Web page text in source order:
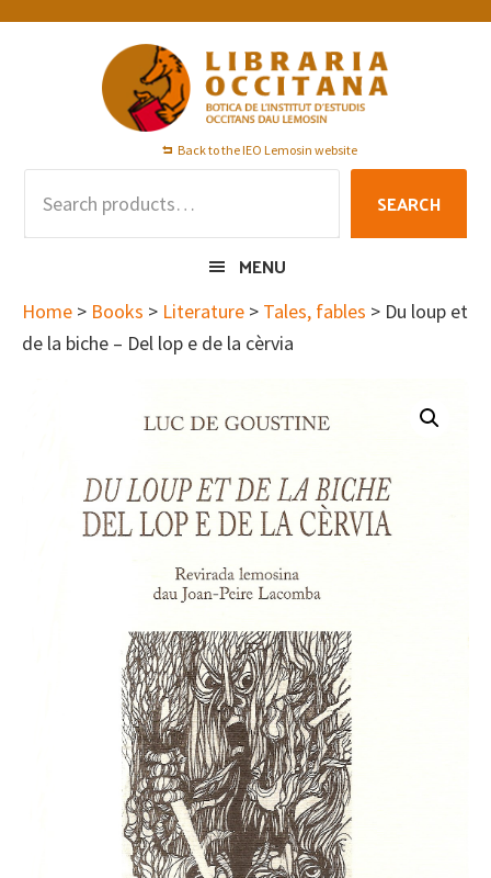
Skip
Skip
Skip
Back to the IEO Lemosin website
SEARCH
MENU
Home > Books > Literature > Tales, fables > Du loup et
de la biche – Del lop e de la cèrvia